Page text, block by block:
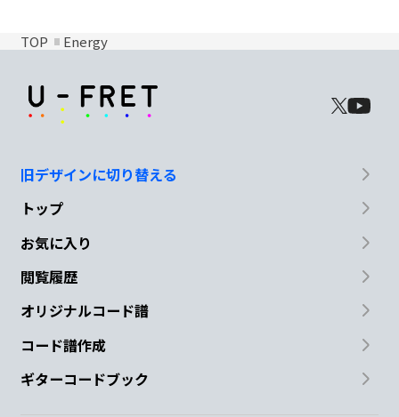
TOP Energy
旧デザインに切り替える
トップ
お気に入り
閲覧履歴
オリジナルコード譜
コード譜作成
ギターコードブック